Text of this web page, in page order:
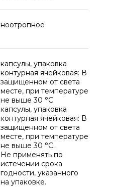
ноотропное
капсулы, упаковка
контурная ячейковая: В
защищенном от света
месте, при температуре
не выше 30 °C
капсулы, упаковка
контурная ячейковая: В
защищенном от света
месте, при температуре
не выше 30 °C.
Не применять по
истечении срока
годности, указанного
на упаковке.